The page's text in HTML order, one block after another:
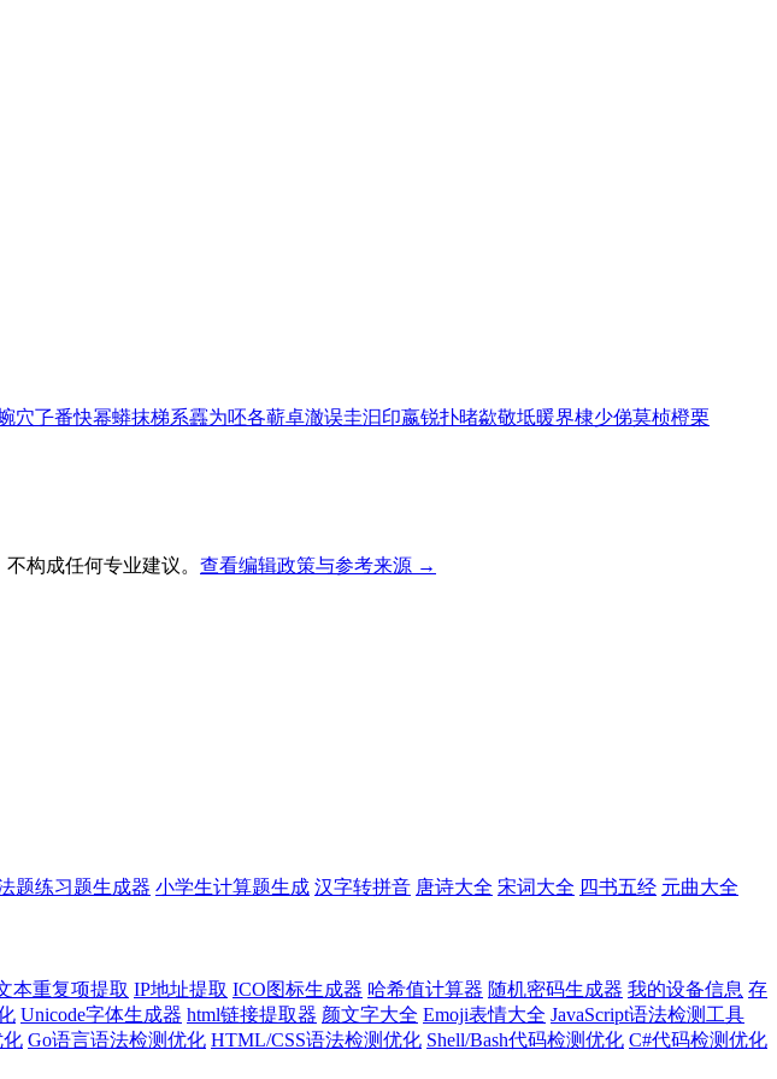
穴孒番快幂蟒抹梯系靐为呸各蕲卓澈误圭汩印嬴锐扑暏歘敬坻暖界棣少俤莫桢橙栗
构成任何专业建议。 查看编辑政策与参考来源 →
题练习题生成器 小学生计算题生成 汉字转拼音 唐诗大全 宋词大全 四书五经 元曲大全
本重复项提取 IP地址提取 ICO图标生成器 哈希值计算器 随机密码生成器 我的设备信息 存
Unicode字体生成器 html链接提取器 颜文字大全 Emoji表情大全 JavaScript语法检测工具
化 Go语言语法检测优化 HTML/CSS语法检测优化 Shell/Bash代码检测优化 C#代码检测优化